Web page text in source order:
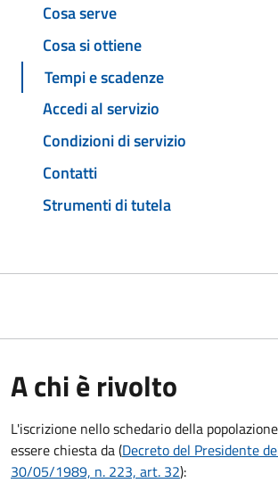
Cosa serve
Cosa si ottiene
Tempi e scadenze
Accedi al servizio
Condizioni di servizio
Contatti
Strumenti di tutela
A chi è rivolto
L'iscrizione nello schedario della
essere chiesta da (Decreto del Presidente
30/05/1989, n. 223, art. 32):